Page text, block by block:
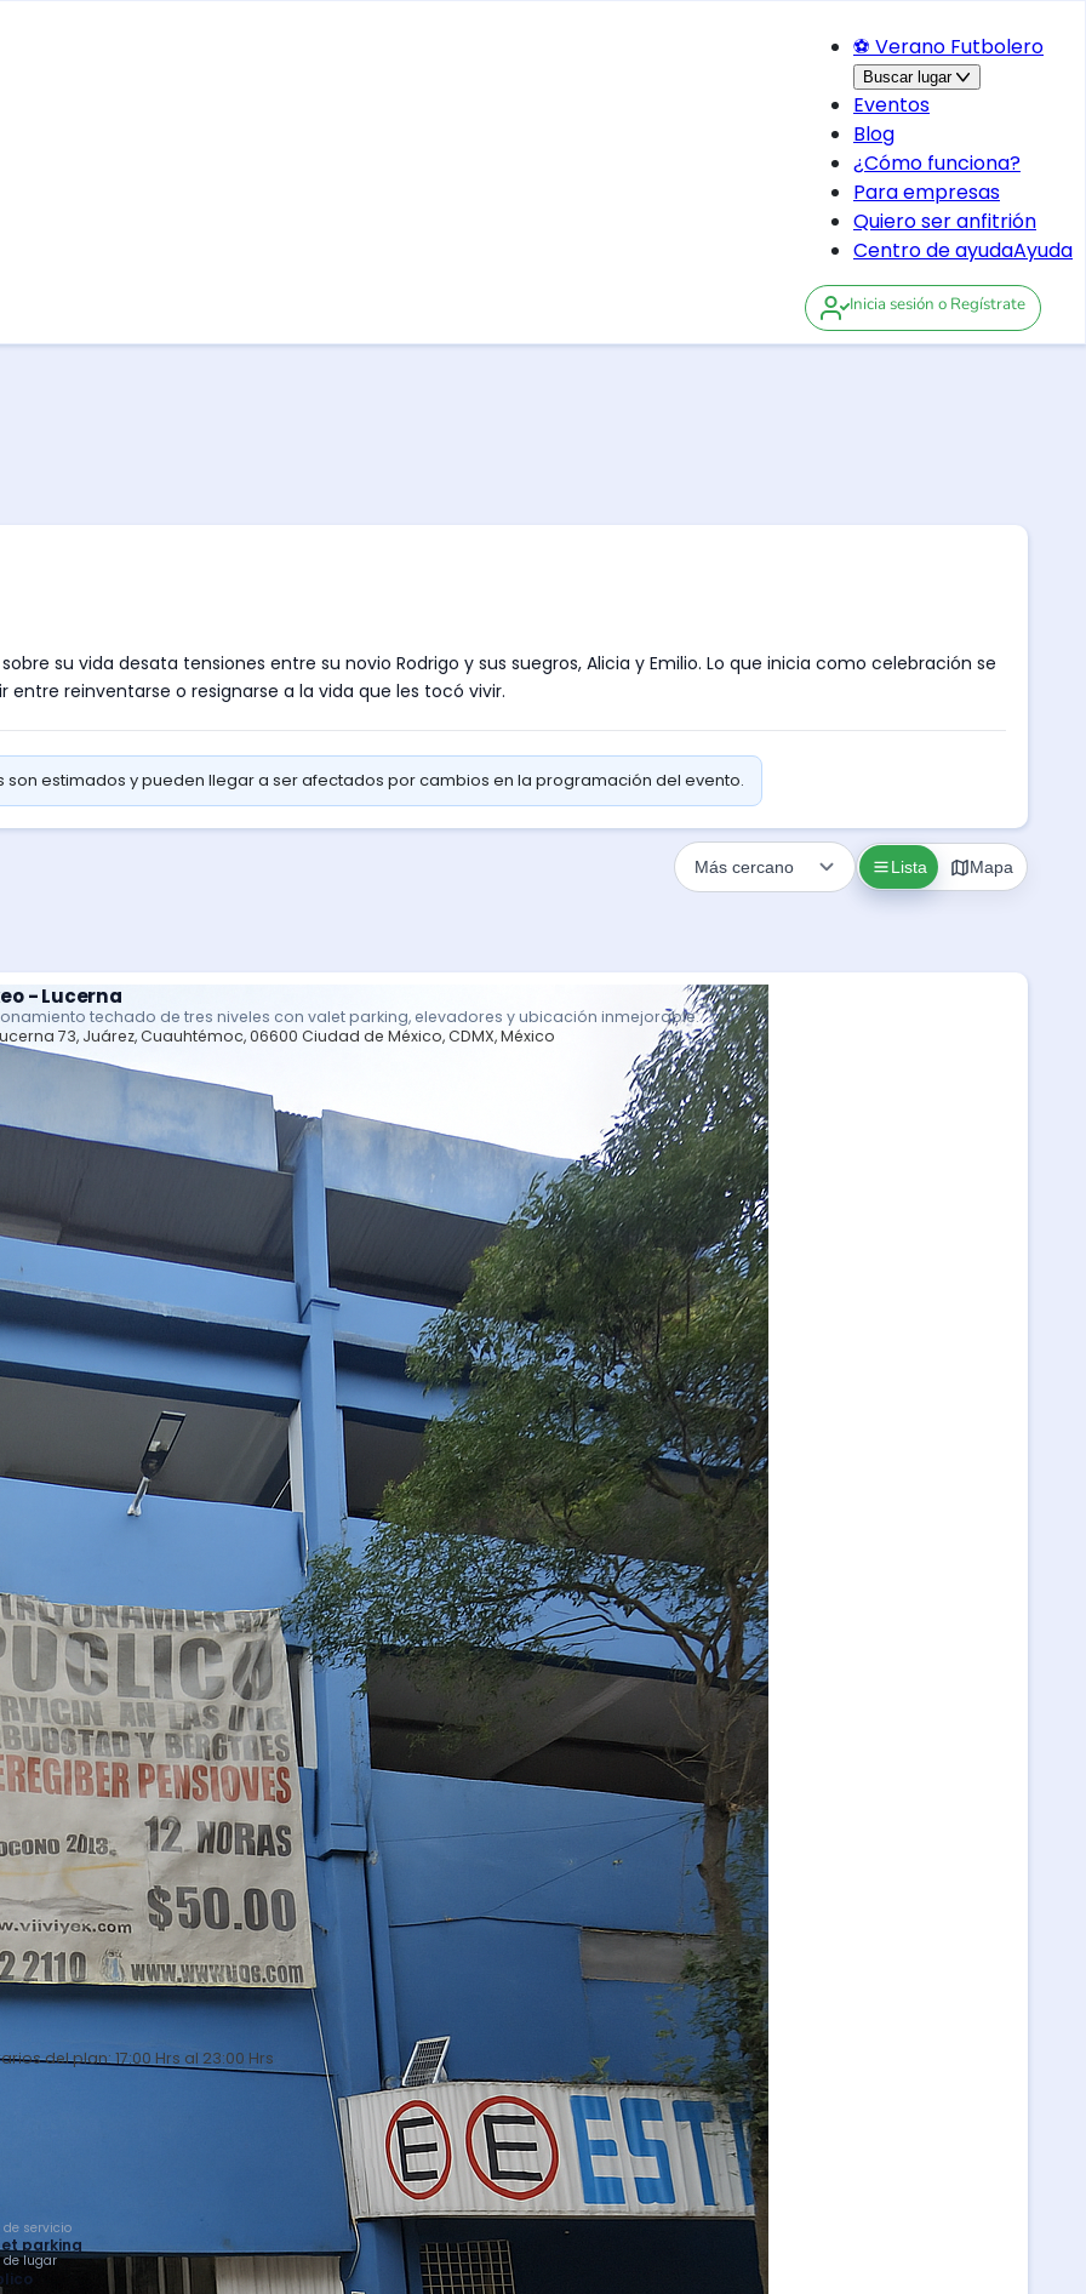
⚽ Verano Futbolero
Buscar lugar
Eventos
Blog
¿Cómo funciona?
Para empresas
Quiero ser anfitrión
Centro de ayudaAyuda
Inicia sesión o Regístrate
su vida desata tensiones entre su novio Rodrigo y sus suegros, Alicia y Emilio. Lo que inicia como celebración se
reinventarse o resignarse a la vida que les tocó vivir.
son estimados y pueden llegar a ser afectados por cambios en la programación del evento.
Lista Mapa
- Lucerna
techado de tres niveles con valet parking, elevadores y ubicación inmejorable.
73, Juárez, Cuauhtémoc, 06600 Ciudad de México, CDMX, México
del plan: 17:00 Hrs al 23:00 Hrs
de servicio
parking
de lugar